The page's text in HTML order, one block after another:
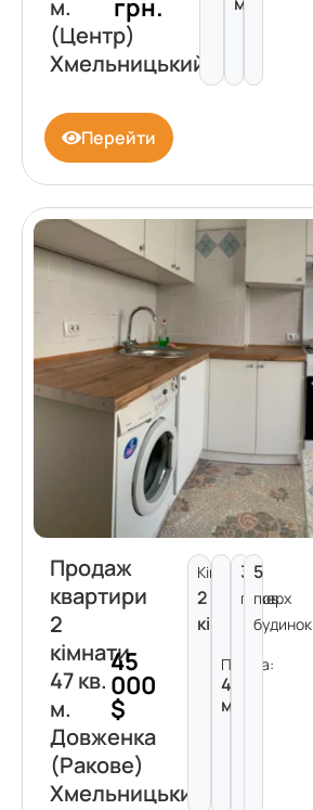
м.
(Центр)
Хмельницький
грн.
Перейти
Продаж
квартири
2
кімнати
47 кв.
м.
Довженка
(Ракове)
Хмельницький
45
000
$
Кімнат:
2
кімнати
Площа:
47
м²
3
поверх
5
пов.
будинок